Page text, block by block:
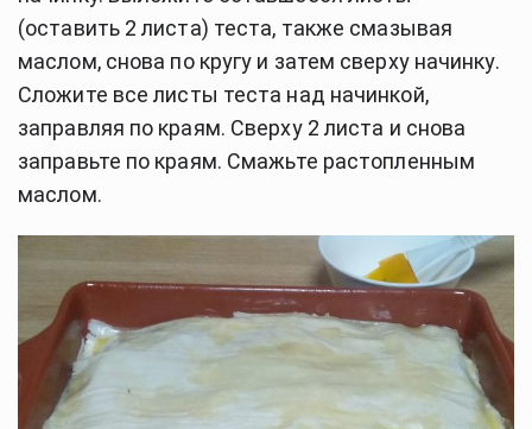
(оставить 2 листа) теста, также смазывая
маслом, снова по кругу и затем сверху начинку.
Сложите все листы теста над начинкой,
заправляя по краям. Сверху 2 листа и снова
заправьте по краям. Смажьте растопленным
маслом.